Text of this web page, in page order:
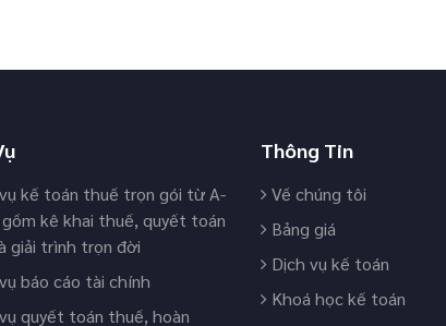
kế toán thuế trọn gói từ A-
kê khai thuế, quyết toán
giải trình trọn đời
báo cáo tài chính
quyết toán thuế, hoàn
Thông Tin
Về chúng tôi
Bảng giá
Dịch vụ kế toán
Khoá học kế toán